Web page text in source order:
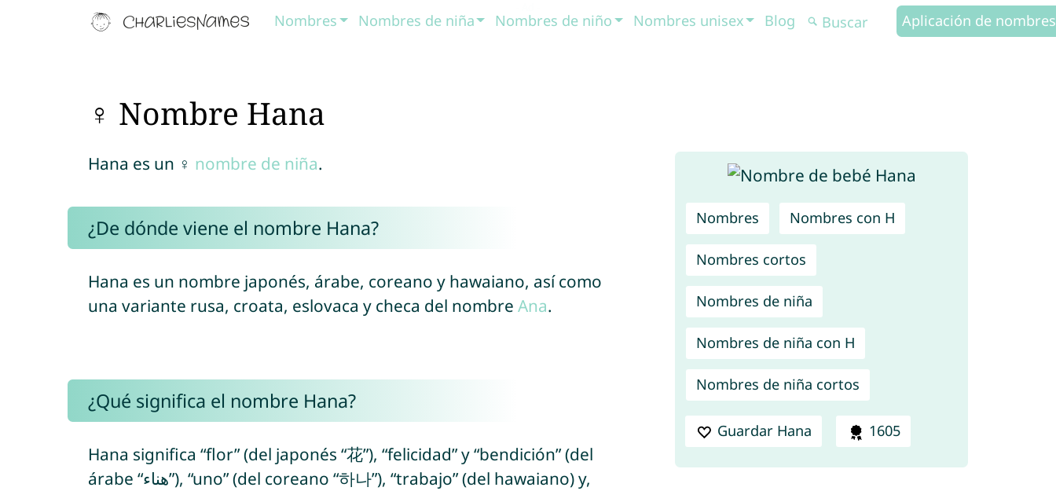
Nombres Nombres de niña Nombres de niño Nombres unisex Blog Aplicación de nombres
♀ Nombre Hana
Nombres Nombres con H
Nombres cortos
Nombres de niña
Nombres de niña con H
Nombres de niña cortos
Guardar Hana 1605
Hana es un ♀ nombre de niña.
¿De dónde viene el nombre Hana?
Hana es un nombre japonés, árabe, coreano y hawaiano, así como
una variante rusa, croata, eslovaca y checa del nombre Ana.
¿Qué significa el nombre Hana?
Hana significa “flor” (del japonés “花”), “felicidad” y “bendición” (del
árabe “هناء”), “uno” (del coreano “하나”), “trabajo” (del hawaiano) y,